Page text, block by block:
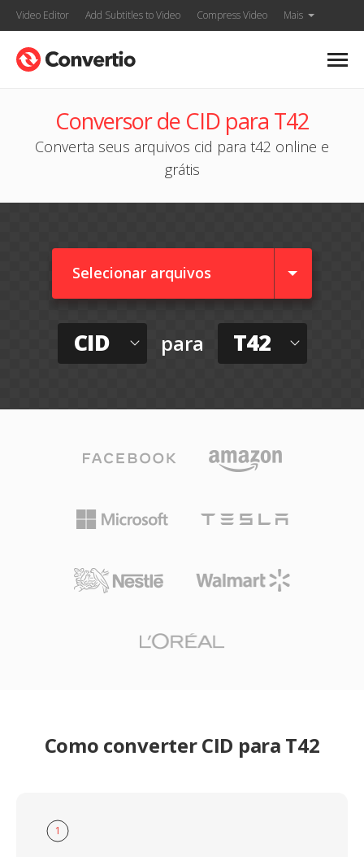
Video Editor Add Subtitles to Video Compress Video Mais
Conversor de CID para T42
Converta seus arquivos cid para t42 online e
grátis
Selecionar arquivos
CID para T42
Como converter CID para T42
1